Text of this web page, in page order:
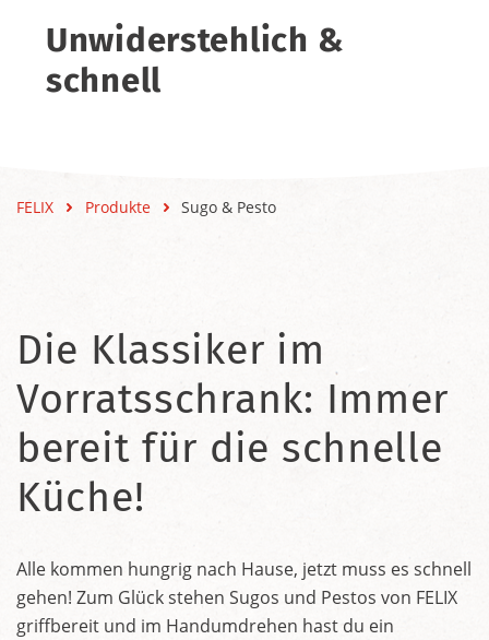
Unwiderstehlich &
schnell
FELIX Produkte Sugo & Pesto
Die Klassiker im
Vorratsschrank: Immer
bereit für die schnelle
Küche!
Alle kommen hungrig nach Hause, jetzt muss es schnell
gehen! Zum Glück stehen Sugos und Pestos von FELIX
griffbereit und im Handumdrehen hast du ein